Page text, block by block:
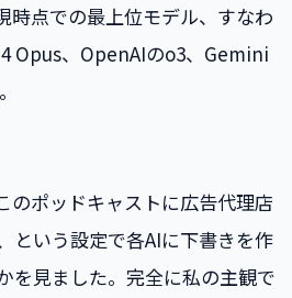
時点での最上位モデル、すなわ
Opus、OpenAIのo3、Gemini
のポッドキャストに広告代理店
という設定で各AIに下書きを作
を見ました。完全に私の主観で